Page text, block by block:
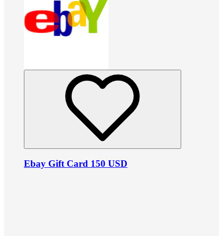
Ebay Gift Card 150 USD